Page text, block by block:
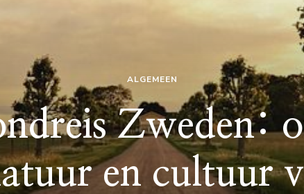
ALGEMEEN
Zweden:
en cultuur